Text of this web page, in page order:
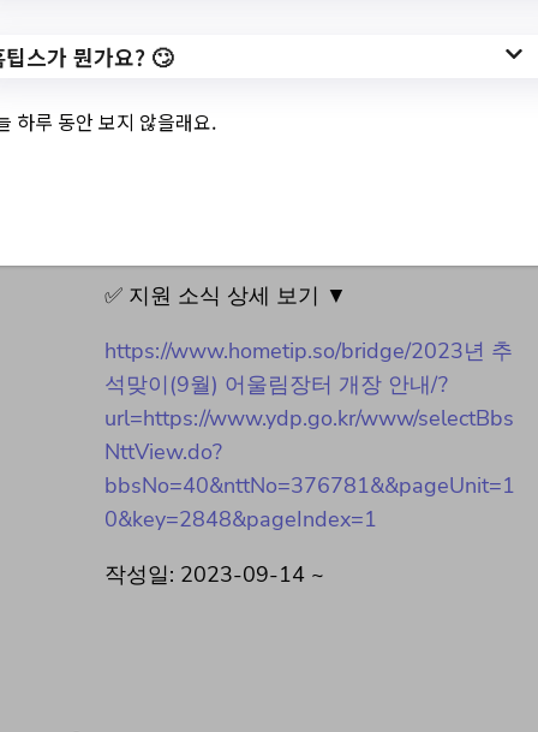
3. 2023년 추석맞이(9
월) 어울림장터 개장
✅ 지원 소식 상세 보기 ▼
https://www.hometip.so/bridge/2023년 추
석맞이(9월) 어울림장터 개장 안내/?
url=https://www.ydp.go.kr/www/selectBbs
NttView.do?
bbsNo=40&nttNo=376781&&pageUnit=1
0&key=2848&pageIndex=1
작성일: 2023-09-14 ~
팁스가 뭔가요? 🙄
하루 동안 보지 않을래요.